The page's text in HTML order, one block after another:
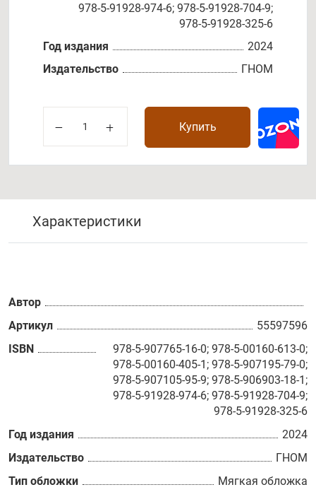
978-5-91928-974-6; 978-5-91928-704-9;
978-5-91928-325-6
Год издания
2024
Издательство
ГНОМ
Купить
Характеристики
Автор
Артикул
55597596
ISBN
978-5-907765-16-0; 978-5-00160-613-0;
978-5-00160-405-1; 978-5-907195-79-0;
978-5-907105-95-9; 978-5-906903-18-1;
978-5-91928-974-6; 978-5-91928-704-9;
978-5-91928-325-6
Год издания
2024
Издательство
ГНОМ
Тип обложки
Мягкая обложка